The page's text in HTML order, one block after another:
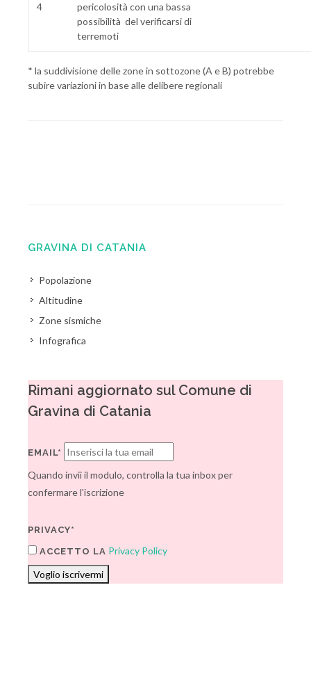
4
pericolosità con una bassa
possibilità del verificarsi di
terremoti
* la suddivisione delle zone in sottozone (A e B) potrebbe
subire variazioni in base alle delibere regionali
GRAVINA DI CATANIA
Popolazione
Altitudine
Zone sismiche
Infografica
Rimani aggiornato sul Comune di
Gravina di Catania
EMAIL*
Quando invii il modulo, controlla la tua inbox per
confermare l'iscrizione
PRIVACY*
ACCETTO LA Privacy Policy
Voglio iscrivermi